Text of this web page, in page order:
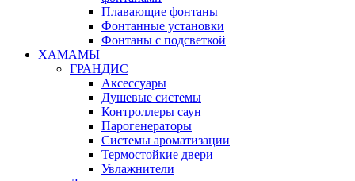
Плавающие фонтаны
Фонтанные установки
Фонтаны с подсветкой
ХАМАМЫ
ГРАНДИС
Аксессуары
Душевые системы
Контроллеры саун
Парогенераторы
Системы ароматизации
Термостойкие двери
Увлажнители